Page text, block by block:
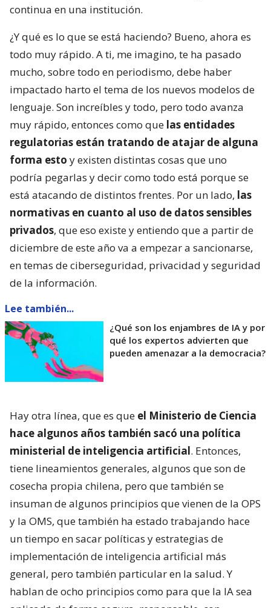
continua en una institución.
¿Y qué es lo que se está haciendo? Bueno, ahora es
todo muy rápido. A ti, me imagino, te ha pasado
mucho, sobre todo en periodismo, debe haber
impactado harto el tema de los nuevos modelos de
lenguaje. Son increíbles y todo, pero todo avanza
muy rápido, entonces como que las entidades
regulatorias están tratando de atajar de alguna
forma esto y existen distintas cosas que uno
podría pegarlas y decir como todo está porque se
está atacando de distintos frentes. Por un lado, las
normativas en cuanto al uso de datos sensibles
privados, que eso existe y entiendo que a partir de
diciembre de este año va a empezar a sancionarse,
en temas de ciberseguridad, privacidad y seguridad
de la información.
Lee también...
¿Qué son los enjambres de IA y por
qué los expertos advierten que
pueden amenazar a la democracia?
Hay otra línea, que es que el Ministerio de Ciencia
hace algunos años también sacó una política
ministerial de inteligencia artificial. Entonces,
tiene lineamientos generales, algunos que son de
cosecha propia chilena, pero que también se
insuman de algunos principios que vienen de la OPS
y la OMS, que también ha estado trabajando hace
un tiempo en sacar políticas y estrategias de
implementación de inteligencia artificial más
general, pero también particular en la salud. Y
hablan de ocho principios como para que la IA sea